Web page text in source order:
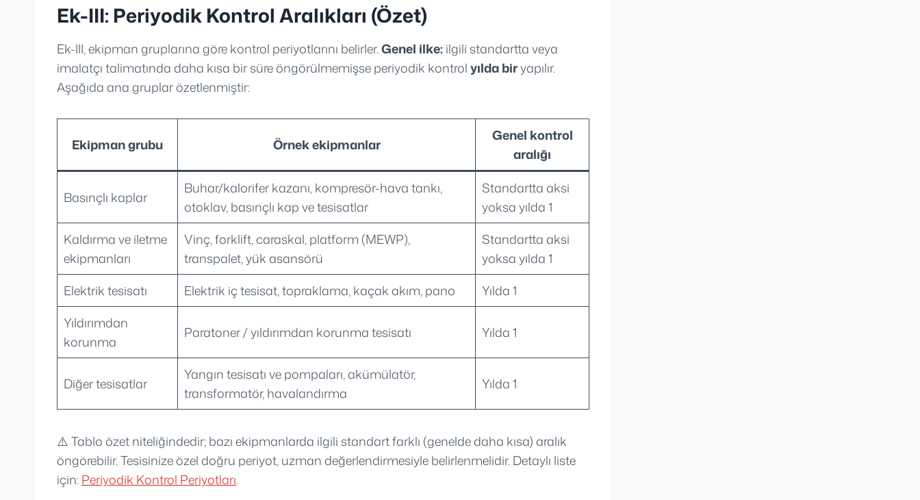
Ek-III: Periyodik Kontrol Aralıkları (Özet)
Ek-III, ekipman gruplarına göre kontrol periyotlarını belirler.Genel ilke:ilgili standartta veya
imalatçı talimatında daha kısa bir süre öngörülmemişse periyodik kontrolyılda biryapılır.
Aşağıda ana gruplar özetlenmiştir:
Ekipman grubu Örnek ekipmanlar
Genel kontrol
aralığı
Basınçlı kaplar
Buhar/kalorifer kazanı, kompresör-hava tankı,
otoklav, basınçlı kap ve tesisatlar
Standartta aksi
yoksa yılda 1
Kaldırma ve iletme
ekipmanları
Vinç, forklift, caraskal, platform (MEWP),
transpalet, yük asansörü
Standartta aksi
yoksa yılda 1
Elektrik tesisatı
Elektrik iç tesisat, topraklama, kaçak akım, pano
Yılda 1
Yıldırımdan
korunma
Paratoner / yıldırımdan korunma tesisatı Yılda 1
Diğer tesisatlar
Yangın tesisatı ve pompaları, akümülatör,
transformatör, havalandırma
Yılda 1
⚠️ Tablo özet niteliğindedir; bazı ekipmanlarda ilgili standart farklı (genelde daha kısa) aralık
öngörebilir. Tesisinize özel doğru periyot, uzman değerlendirmesiyle belirlenmelidir. Detaylı liste
için:Periyodik Kontrol Periyotları.